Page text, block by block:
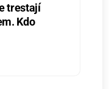
trestají
Kdo